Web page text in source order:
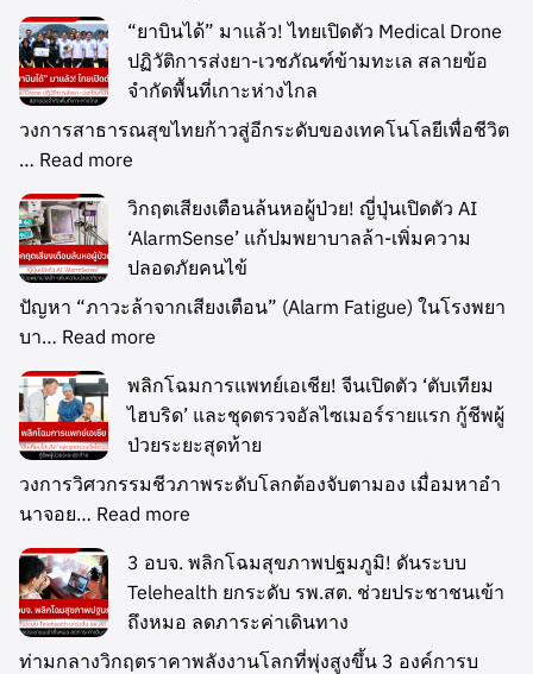
“ยาบินได้” มาแล้ว! ไทยเปิดตัว Medical Drone
ปฏิวัติการส่งยา-เวชภัณฑ์ข้ามทะเล สลายข้อ
จำกัดพื้นที่เกาะห่างไกล
วงการสาธารณสุขไทยก้าวสู่อีกระดับของเทคโนโลยีเพื่อชีวิต
… Read more
วิกฤตเสียงเตือนล้นหอผู้ป่วย! ญี่ปุ่นเปิดตัว AI
‘AlarmSense’ แก้ปมพยาบาลล้า-เพิ่มความ
ปลอดภัยคนไข้
ปัญหา “ภาวะล้าจากเสียงเตือน” (Alarm Fatigue) ในโรงพยา
บา… Read more
พลิกโฉมการแพทย์เอเชีย! จีนเปิดตัว ‘ตับเทียม
ไฮบริด’ และชุดตรวจอัลไซเมอร์รายแรก กู้ชีพผู้
ป่วยระยะสุดท้าย
วงการวิศวกรรมชีวภาพระดับโลกต้องจับตามอง เมื่อมหาอำ
นาจอย… Read more
3 อบจ. พลิกโฉมสุขภาพปฐมภูมิ! ดันระบบ
Telehealth ยกระดับ รพ.สต. ช่วยประชาชนเข้า
ถึงหมอ ลดภาระค่าเดินทาง
ท่ามกลางวิกฤตราคาพลังงานโลกที่พุ่งสูงขึ้น 3 องค์การบ